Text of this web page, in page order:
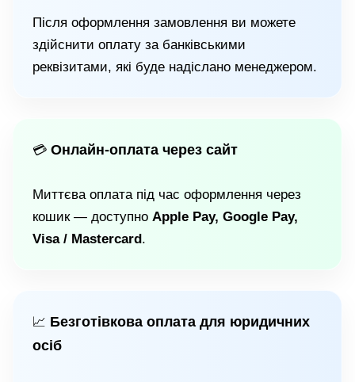
Після оформлення замовлення ви можете
здійснити оплату за банківськими
реквізитами, які буде надіслано менеджером.
💳 Онлайн-оплата через сайт
Миттєва оплата під час оформлення через
кошик — доступно Apple Pay, Google Pay,
Visa / Mastercard .
📈 Безготівкова оплата для юридичних
осіб